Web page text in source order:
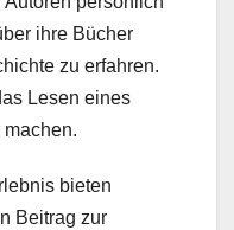
ihre Bücher
zu erfahren.
Lesen eines
bieten
Beitrag zur